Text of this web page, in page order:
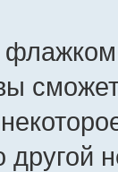
другой